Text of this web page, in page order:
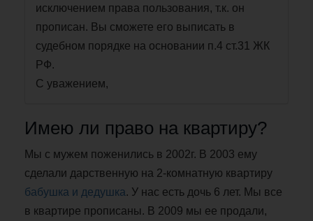
исключением права пользования, т.к. он
прописан. Вы сможете его выписать в
судебном порядке на основании п.4 ст.31 ЖК
РФ.
С уважением,
Имею ли право на квартиру?
Мы с мужем поженились в 2002г. В 2003 ему
сделали дарственную на 2-комнатную квартиру
бабушка и дедушка. У нас есть дочь 6 лет. Мы все
в квартире прописаны. В 2009 мы ее продали,